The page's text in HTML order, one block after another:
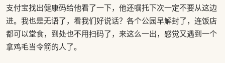
支付宝找出健康码给他看了一下，他还嘱托下次一定不要从这边
进。我也是无语了，看我们好说话？各个公园早解封了，连饭店
都可以堂食，到处也不用扫码了，来这么一出，感觉又遇到一个
拿鸡毛当令箭的人了。